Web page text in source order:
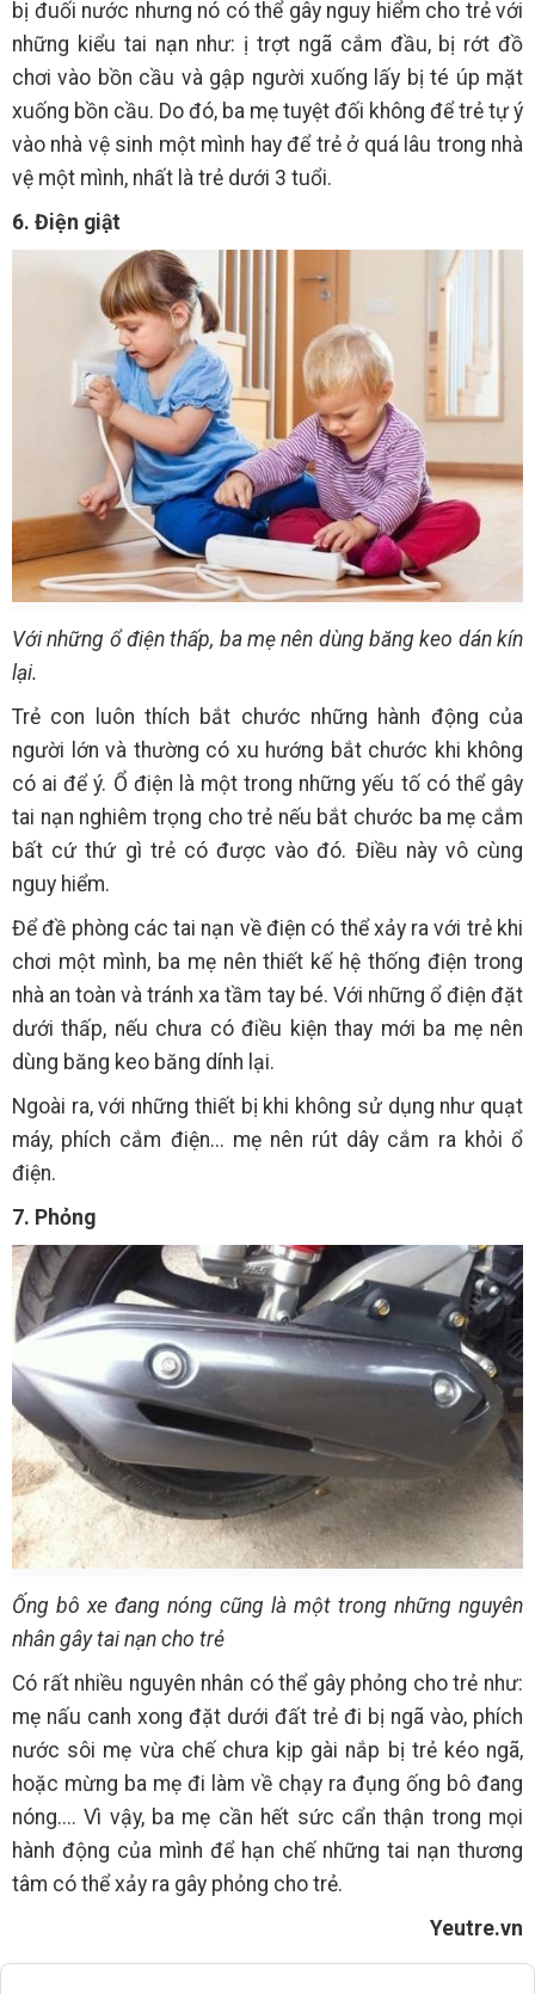
bị đuối nước nhưng nó có thể gây nguy hiểm cho trẻ với
những kiểu tai nạn như: ị trợt ngã cắm đầu, bị rớt đồ
chơi vào bồn cầu và gập người xuống lấy bị té úp mặt
xuống bồn cầu. Do đó, ba mẹ tuyệt đối không để trẻ tự ý
vào nhà vệ sinh một mình hay để trẻ ở quá lâu trong nhà
vệ một mình, nhất là trẻ dưới 3 tuổi.
6. Điện giật
Với những ổ điện thấp, ba mẹ nên dùng băng keo dán kín
lại.
Trẻ con luôn thích bắt chước những hành động của
người lớn và thường có xu hướng bắt chước khi không
có ai để ý. Ổ điện là một trong những yếu tố có thể gây
tai nạn nghiêm trọng cho trẻ nếu bắt chước ba mẹ cắm
bất cứ thứ gì trẻ có được vào đó. Điều này vô cùng
nguy hiểm.
Để đề phòng các tai nạn về điện có thể xảy ra với trẻ khi
chơi một mình, ba mẹ nên thiết kế hệ thống điện trong
nhà an toàn và tránh xa tầm tay bé. Với những ổ điện đặt
dưới thấp, nếu chưa có điều kiện thay mới ba mẹ nên
dùng băng keo băng dính lại.
Ngoài ra, với những thiết bị khi không sử dụng như quạt
máy, phích cắm điện... mẹ nên rút dây cắm ra khỏi ổ
điện.
7. Phỏng
Ống bô xe đang nóng cũng là một trong những nguyên
nhân gây tai nạn cho trẻ
Có rất nhiều nguyên nhân có thể gây phỏng cho trẻ như:
mẹ nấu canh xong đặt dưới đất trẻ đi bị ngã vào, phích
nước sôi mẹ vừa chế chưa kịp gài nắp bị trẻ kéo ngã,
hoặc mừng ba mẹ đi làm về chạy ra đụng ống bô đang
nóng.... Vì vậy, ba mẹ cần hết sức cẩn thận trong mọi
hành động của mình để hạn chế những tai nạn thương
tâm có thể xảy ra gây phỏng cho trẻ.
Yeutre.vn